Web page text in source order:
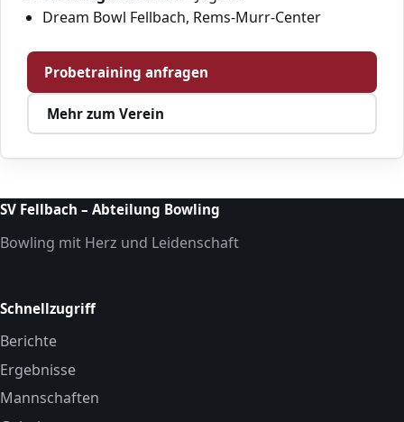
Dream Bowl Fellbach, Rems-Murr-Center
Probetraining anfragen
Mehr zum Verein
SV Fellbach – Abteilung Bowling
Bowling mit Herz und Leidenschaft
Schnellzugriff
Berichte
Ergebnisse
Mannschaften